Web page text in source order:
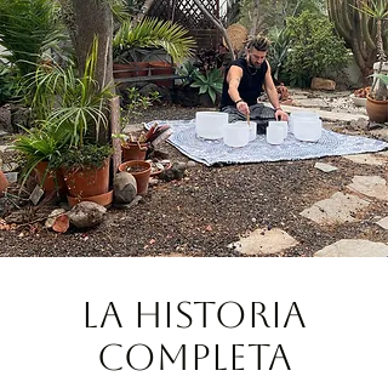
La historia
completa